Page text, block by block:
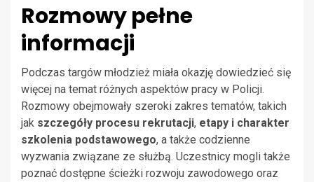
Rozmowy pełne
informacji
Podczas targów młodzież miała okazję dowiedzieć się
więcej na temat różnych aspektów pracy w Policji.
Rozmowy obejmowały szeroki zakres tematów, takich
jak szczegóły procesu rekrutacji, etapy i charakter
szkolenia podstawowego, a także codzienne
wyzwania związane ze służbą. Uczestnicy mogli także
poznać dostępne ścieżki rozwoju zawodowego oraz